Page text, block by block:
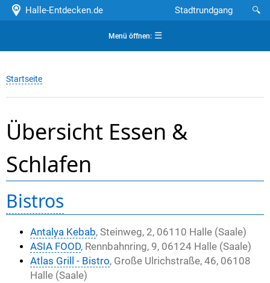
Halle-Entdecken.de 🔍
Stadtrundgang
Menü öffnen:☰
Startseite
Übersicht Essen &
Schlafen
Bistros
Antalya Kebab, Steinweg, 2, 06110 Halle (Saale)
ASIA FOOD, Rennbahnring, 9, 06124 Halle (Saale)
Atlas Grill - Bistro, Große Ulrichstraße, 46, 06108
Halle (Saale)